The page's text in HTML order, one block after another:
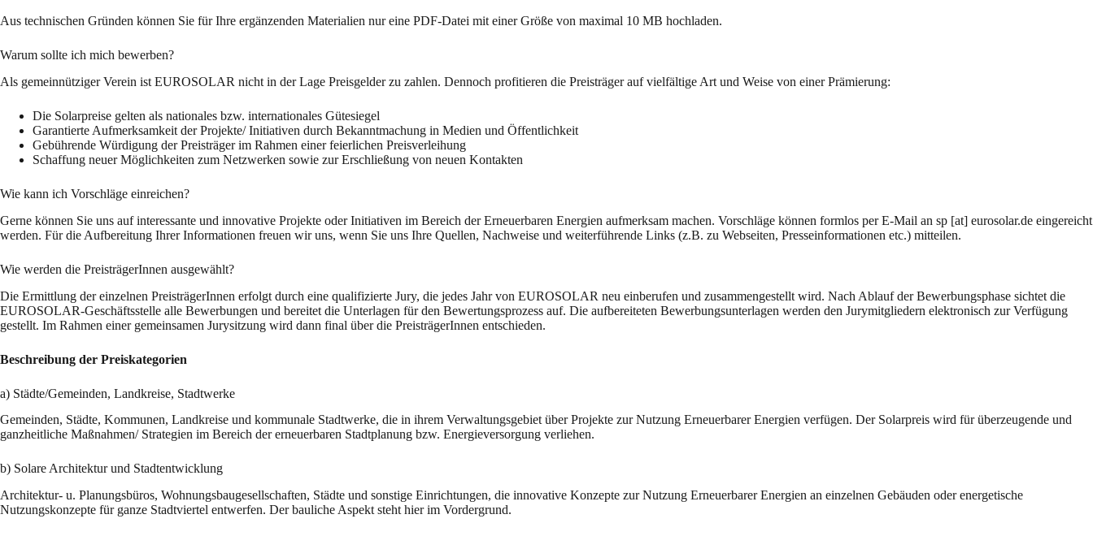
Aus technischen Gründen können Sie für Ihre ergänzenden Materialien nur eine PDF-Datei mit einer Größe von maximal 10 MB hochladen.
Warum sollte ich mich bewerben?
Als gemeinnütziger Verein ist EUROSOLAR nicht in der Lage Preisgelder zu zahlen. Dennoch profitieren die Preisträger auf vielfältige Art und Weise von einer Prämierung:
Die Solarpreise gelten als nationales bzw. internationales Gütesiegel
Garantierte Aufmerksamkeit der Projekte/ Initiativen durch Bekanntmachung in Medien und Öffentlichkeit
Gebührende Würdigung der Preisträger im Rahmen einer feierlichen Preisverleihung
Schaffung neuer Möglichkeiten zum Netzwerken sowie zur Erschließung von neuen Kontakten
Wie kann ich Vorschläge einreichen?
Gerne können Sie uns auf interessante und innovative Projekte oder Initiativen im Bereich der Erneuerbaren Energien aufmerksam machen. Vorschläge können formlos per E-Mail an sp [at] eurosolar.de eingereicht
werden. Für die Aufbereitung Ihrer Informationen freuen wir uns, wenn Sie uns Ihre Quellen, Nachweise und weiterführende Links (z.B. zu Webseiten, Presseinformationen etc.) mitteilen.
Wie werden die PreisträgerInnen ausgewählt?
Die Ermittlung der einzelnen PreisträgerInnen erfolgt durch eine qualifizierte Jury, die jedes Jahr von EUROSOLAR neu einberufen und zusammengestellt wird. Nach Ablauf der Bewerbungsphase sichtet die
EUROSOLAR-Geschäftsstelle alle Bewerbungen und bereitet die Unterlagen für den Bewertungsprozess auf. Die aufbereiteten Bewerbungsunterlagen werden den Jurymitgliedern elektronisch zur Verfügung
gestellt. Im Rahmen einer gemeinsamen Jurysitzung wird dann final über die PreisträgerInnen entschieden.
Beschreibung der Preiskategorien
a) Städte/Gemeinden, Landkreise, Stadtwerke
Gemeinden, Städte, Kommunen, Landkreise und kommunale Stadtwerke, die in ihrem Verwaltungsgebiet über Projekte zur Nutzung Erneuerbarer Energien verfügen. Der Solarpreis wird für überzeugende und
ganzheitliche Maßnahmen/ Strategien im Bereich der erneuerbaren Stadtplanung bzw. Energieversorgung verliehen.
b) Solare Architektur und Stadtentwicklung
Architektur- u. Planungsbüros, Wohnungsbaugesellschaften, Städte und sonstige Einrichtungen, die innovative Konzepte zur Nutzung Erneuerbarer Energien an einzelnen Gebäuden oder energetische
Nutzungskonzepte für ganze Stadtviertel entwerfen. Der bauliche Aspekt steht hier im Vordergrund.